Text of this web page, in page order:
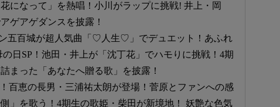
になって」を熱唱！小川がラップに挑戦! 井上・岡
ゲアゲダンスを披露！
五百城が超人気曲「♡人生♡」でデュエット！あふれ
日SP！池田・井上が「沈丁花」でハモりに挑戦！4期
まった「あなたへ贈る歌」を披露！
百恵の長男・三浦祐太朗が登場！菅原とファンへの感
」を歌う！4期生の歌姫・柴田が新境地！ 妖艶な色気